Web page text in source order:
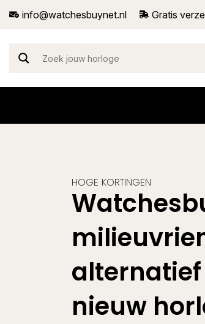
info@watchesbuynet.nl Gratis
HOGE KORTINGEN
nieuw